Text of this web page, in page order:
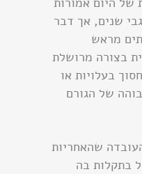
שנים, אך דבר
מראש
בצורה מרושלת
בעלויות או
של הגורם
שהאחריות
בתקלות בה